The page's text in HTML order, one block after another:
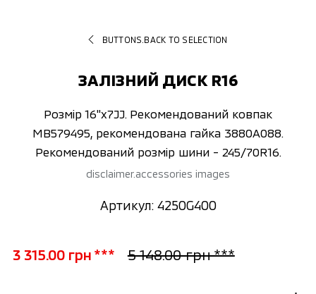
BUTTONS.BACK TO SELECTION
ЗАЛІЗНИЙ ДИСК R16
Розмір 16"x7JJ. Рекомендований ковпак
MB579495, рекомендована гайка 3880A088.
Рекомендований розмір шини - 245/70R16.
disclaimer.accessories images
Артикул: 4250G400
3 315.00 грн *** 5 148.00 грн ***